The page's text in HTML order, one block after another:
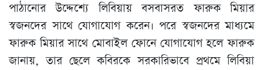
পাঠানোর উদ্দেশ্যে লিবিয়ায় বসবাসরত ফারুক মিয়ার
স্বজনদের সাথে যোগাযোগ করেন। পরে স্বজনদের মাধ্যমে
ফারুক মিয়ার সাথে মোবাইল ফোনে যোগাযোগ হলে ফারুক
জানায়, তার ছেলে কবিরকে সরকারিভাবে প্রথমে লিবিয়া